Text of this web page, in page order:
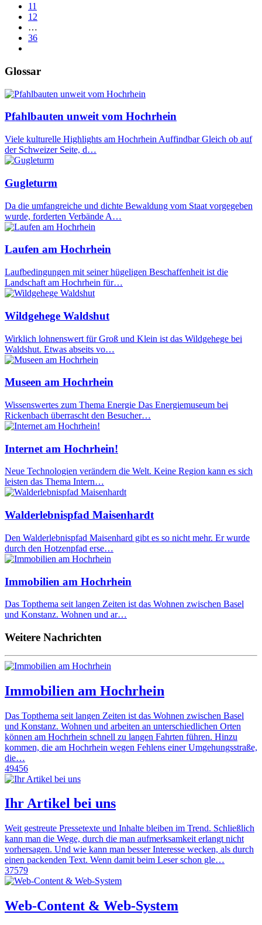
11
12
…
36
Glossar
Pfahlbauten unweit vom Hochrhein
Viele kulturelle Highlights am Hochrhein Auffindbar Gleich ob auf
der Schweizer Seite, d…
Gugleturm
Da die umfangreiche und dichte Bewaldung vom Staat vorgegeben
wurde, forderten Verbände A…
Laufen am Hochrhein
Laufbedingungen mit seiner hügeligen Beschaffenheit ist die
Landschaft am Hochrhein für…
Wildgehege Waldshut
Wirklich lohnenswert für Groß und Klein ist das Wildgehege bei
Waldshut. Etwas abseits vo…
Museen am Hochrhein
Wissenswertes zum Thema Energie Das Energiemuseum bei
Rickenbach überrascht den Besucher…
Internet am Hochrhein!
Neue Technologien verändern die Welt. Keine Region kann es sich
leisten das Thema Intern…
Walderlebnispfad Maisenhardt
Den Walderlebnispfad Maisenhard gibt es so nicht mehr. Er wurde
durch den Hotzenpfad erse…
Immobilien am Hochrhein
Das Topthema seit langen Zeiten ist das Wohnen zwischen Basel
und Konstanz. Wohnen und ar…
Weitere Nachrichten
Immobilien am Hochrhein
Das Topthema seit langen Zeiten ist das Wohnen zwischen Basel
und Konstanz. Wohnen und arbeiten an unterschiedlichen Orten
können am Hochrhein schnell zu langen Fahrten führen. Hinzu
kommen, die am Hochrhein wegen Fehlens einer Umgehungsstraße,
die…
49456
Ihr Artikel bei uns
Weit gestreute Pressetexte und Inhalte bleiben im Trend. Schließlich
kann man die Wege, durch die man aufmerksamkeit erlangt nicht
vorhersagen. Und wie kann man besser Interesse wecken, als durch
einen packenden Text. Wenn damit beim Leser schon gle…
37579
Web-Content & Web-System